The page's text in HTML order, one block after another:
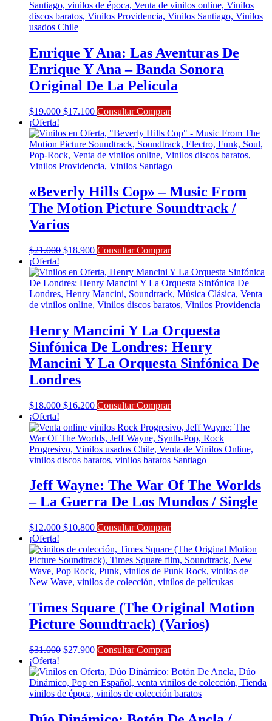
Enrique Y Ana: Las Aventuras De
Enrique Y Ana – Banda Sonora
Original De La Película
$19.000 El
original
era:
$19.000.
$17.100El
actual
es:
$17.100.
Consultar Comprar
¡Oferta!
«Beverly Hills Cop» – Music From
The Motion Picture Soundtrack /
Varios
$21.000 El
original
era:
$21.000.
$18.900El
actual
es:
$18.900.
Consultar Comprar
¡Oferta!
Henry Mancini Y La Orquesta
Sinfónica De Londres: Henry
Mancini Y La Orquesta Sinfónica De
Londres
$18.000 El
original
era:
$18.000.
$16.200El
actual
es:
$16.200.
Consultar Comprar
¡Oferta!
Jeff Wayne: The War Of The Worlds
– La Guerra De Los Mundos / Single
$12.000 El
original
era:
$12.000.
$10.800El
actual
es:
$10.800.
Consultar Comprar
¡Oferta!
Times Square (The Original Motion
Picture Soundtrack) (Varios)
$31.000 El
original
era:
$31.000.
$27.900El
actual
es:
$27.900.
Consultar Comprar
¡Oferta!